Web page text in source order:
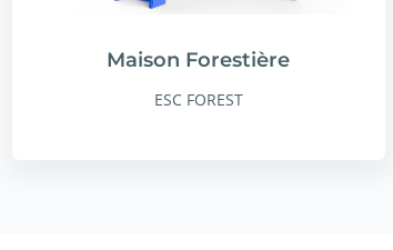
Maison Forestière
ESC FOREST